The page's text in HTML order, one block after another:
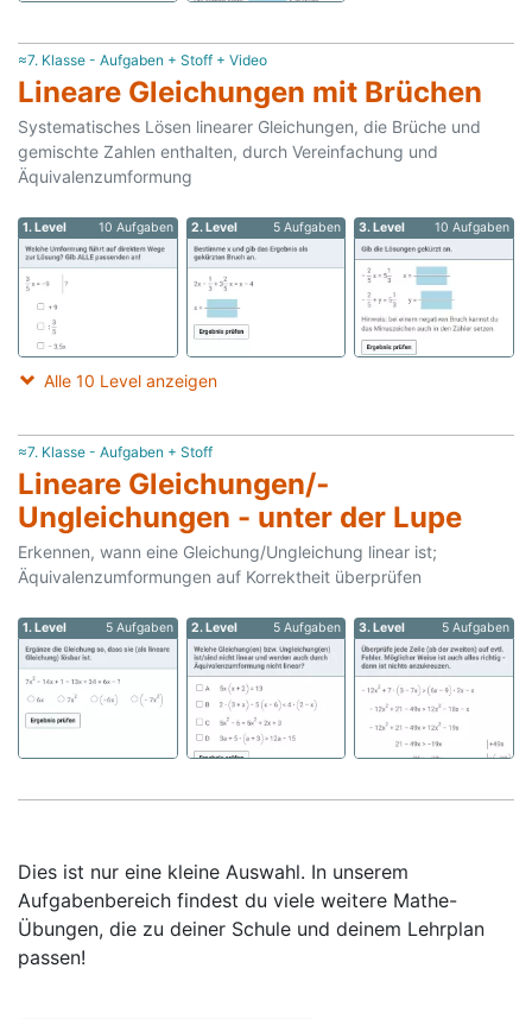
≈7. Klasse - Aufgaben + Stoff + Video
Lineare Gleichungen mit Brüchen
Systematisches Lösen linearer Gleichungen, die Brüche und
gemischte Zahlen enthalten, durch Vereinfachung und
Äquivalenzumformung
1. Level 10 Aufgaben 2. Level 5 Aufgaben 3. Level 10 Aufgaben
Alle 10 Level anzeigen
≈7. Klasse - Aufgaben + Stoff
Lineare Gleichungen/­
Ungleichungen - unter der Lupe
Erkennen, wann eine Gleichung/Ungleichung linear ist;
Äquivalenzumformungen auf Korrektheit überprüfen
1. Level 5 Aufgaben 2. Level 5 Aufgaben 3. Level 5 Aufgaben
Dies ist nur eine kleine Auswahl. In unserem
Aufgabenbereich findest du viele weitere Mathe-
Übungen, die zu deiner Schule und deinem Lehrplan
passen!